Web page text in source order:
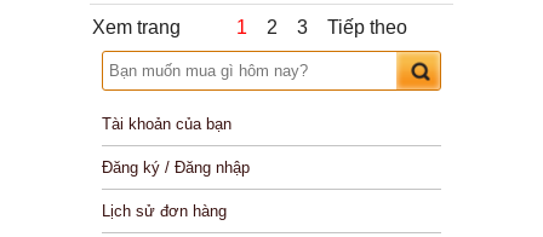
Xem trang 1 2 3 Tiếp theo
Tài khoản của bạn
Đăng ký / Đăng nhập
Lịch sử đơn hàng